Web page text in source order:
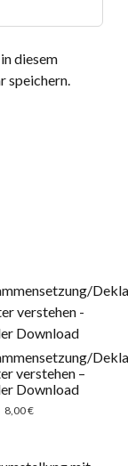
diesem
speichern.
verstehen –
Download
8,00€